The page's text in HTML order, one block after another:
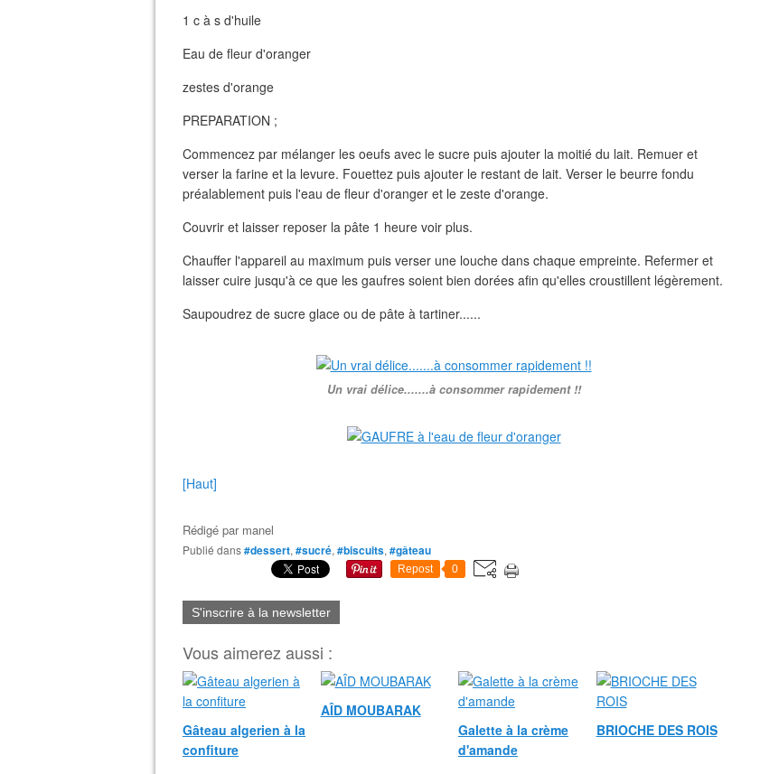
1 c à s d'huile
Eau de fleur d'oranger
zestes d'orange
PREPARATION ;
Commencez par mélanger les oeufs avec le sucre puis ajouter la moitié du lait. Remuer et
verser la farine et la levure. Fouettez puis ajouter le restant de lait. Verser le beurre fondu
préalablement puis l'eau de fleur d'oranger et le zeste d'orange.
Couvrir et laisser reposer la pâte 1 heure voir plus.
Chauffer l'appareil au maximum puis verser une louche dans chaque empreinte. Refermer et
laisser cuire jusqu'à ce que les gaufres soient bien dorées afin qu'elles croustillent légèrement.
Saupoudrez de sucre glace ou de pâte à tartiner......
Un vrai délice.......à consommer rapidement !!
[Haut]
Rédigé par manel
Publié dans#dessert, #sucré, #biscuits, #gâteau
Repost 0
S'inscrire à la newsletter
Vous aimerez aussi :
Gâteau algerien à la
confiture
AÎD MOUBARAK
Galette à la crème
d'amande
BRIOCHE DES ROIS